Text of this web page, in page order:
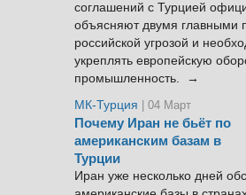
соглашений с Турцией
объясняют двумя главными
российской угрозой и
укреплять европейскую
промышленность. →
МК-Турция
| 04 Март
Почему Иран не бьёт по
американским базам в
Турции
Иран уже несколько дней